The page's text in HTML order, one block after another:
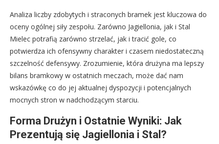
Analiza liczby zdobytych i straconych bramek jest kluczowa do
oceny ogólnej siły zespołu. Zarówno Jagiellonia, jak i Stal
Mielec potrafią zarówno strzelać, jak i tracić gole, co
potwierdza ich ofensywny charakter i czasem niedostateczną
szczelność defensywy. Zrozumienie, która drużyna ma lepszy
bilans bramkowy w ostatnich meczach, może dać nam
wskazówkę co do jej aktualnej dyspozycji i potencjalnych
mocnych stron w nadchodzącym starciu.
Forma Drużyn i Ostatnie Wyniki: Jak
Prezentują się Jagiellonia i Stal?